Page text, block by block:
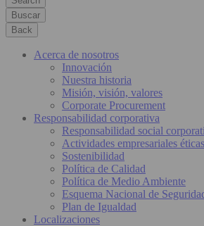
Buscar
Back
Acerca de nosotros
Innovación
Nuestra historia
Misión, visión, valores
Corporate Procurement
Responsabilidad corporativa
Responsabilidad social
Actividades empresariales éticas
Sostenibilidad
Política de Calidad
Política de Medio Ambiente
Esquema Nacional de
Plan de Igualdad
Localizaciones